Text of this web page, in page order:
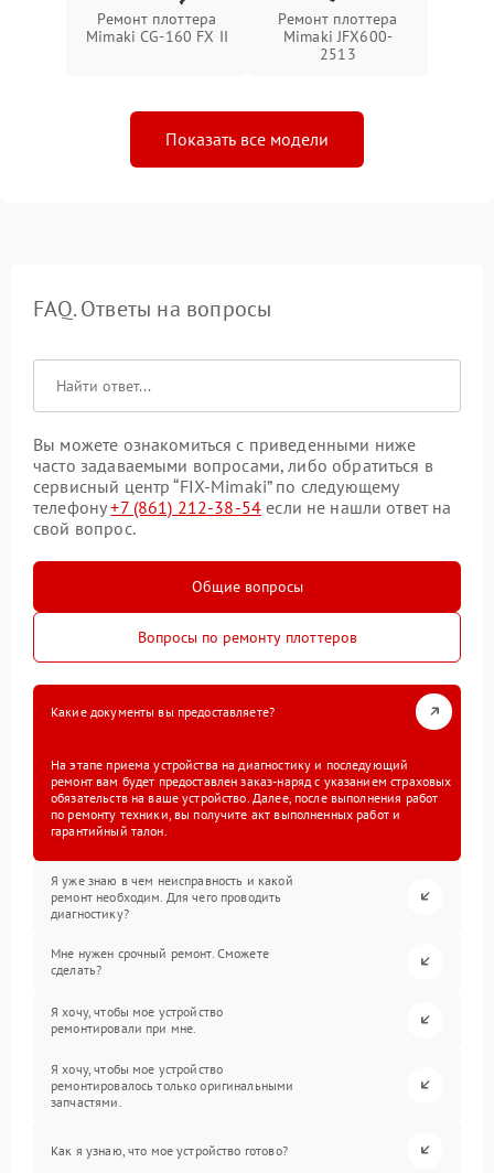
Ремонт плоттера
Mimaki CG-160 FX II
Ремонт плоттера
Mimaki JFX600-
2513
Показать все модели
FAQ. Ответы на вопросы
Вы можете ознакомиться с приведенными ниже
часто задаваемыми вопросами, либо обратиться в
сервисный центр “FIX-Mimaki” по следующему
телефону+7 (861) 212-38-54 если не нашли ответ на
свой вопрос.
Общие вопросы
Вопросы по ремонту плоттеров
Какие документы вы предоставляете?
На этапе приема устройства на диагностику и последующий
ремонт вам будет предоставлен заказ-наряд с указанием страховых
обязательств на ваше устройство. Далее, после выполнения работ
по ремонту техники, вы получите акт выполненных работ и
гарантийный талон.
Я уже знаю в чем неисправность и какой
ремонт необходим. Для чего проводить
диагностику?
Мне нужен срочный ремонт. Сможете
сделать?
Я хочу, чтобы мое устройство
ремонтировали при мне.
Я хочу, чтобы мое устройство
ремонтировалось только оригинальными
запчастями.
Как я узнаю, что мое устройство готово?